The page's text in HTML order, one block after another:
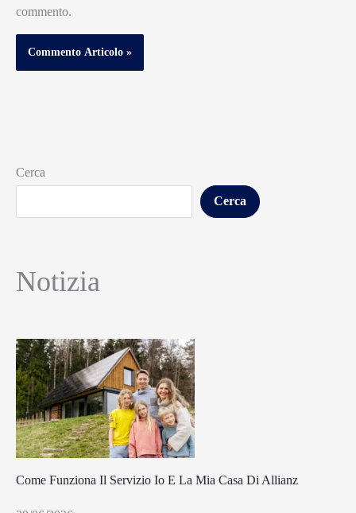
commento.
Cerca
Cerca
Notizia
Come Funziona Il Servizio Io E La Mia Casa Di Allianz